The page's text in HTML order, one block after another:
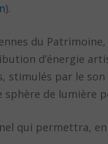
).
du
d’énergie
stimulés par le
sphère de lumière
qui permettra,